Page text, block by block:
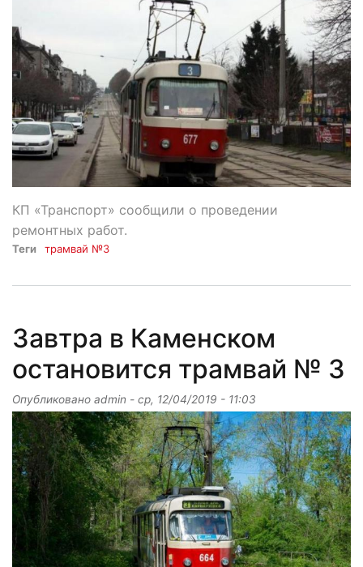
КП «Транспорт» сообщили о проведении
ремонтных работ.
Теги трамвай №3
Завтра в Каменском
остановится трамвай № 3
Опубликовано admin - ср, 12/04/2019 - 11:03